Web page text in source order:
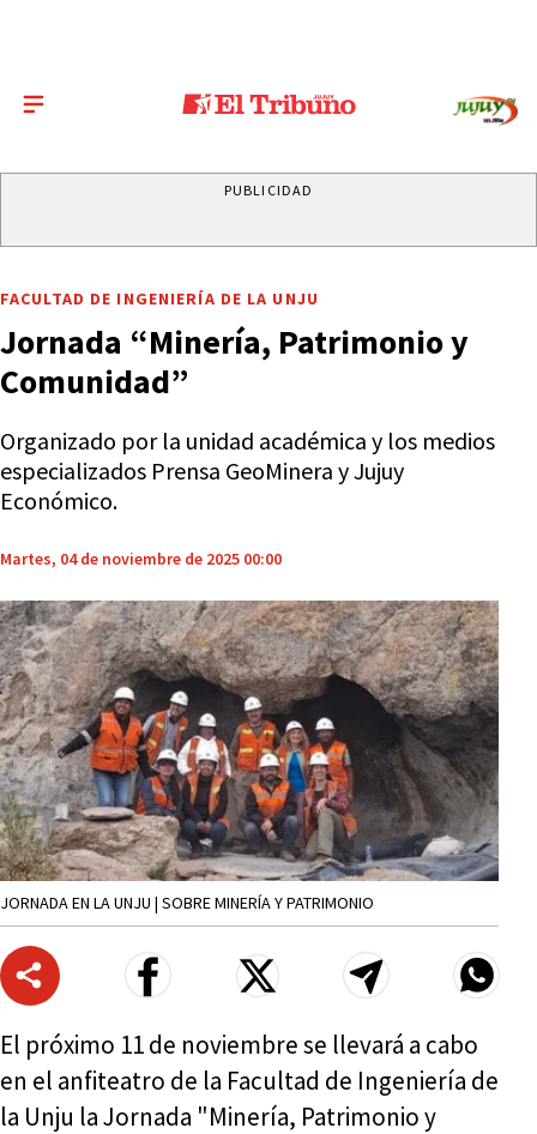
PUBLICIDAD
FACULTAD DE INGENIERÍA DE LA UNJU
Jornada “Minería, Patrimonio y
Comunidad”
Organizado por la unidad académica y los medios
especializados Prensa GeoMinera y Jujuy
Económico.
Martes, 04 de noviembre de 2025 00:00
JORNADA EN LA UNJU | SOBRE MINERÍA Y PATRIMONIO
El próximo 11 de noviembre se llevará a cabo
en el anfiteatro de la Facultad de Ingeniería de
la Unju la Jornada "Minería, Patrimonio y